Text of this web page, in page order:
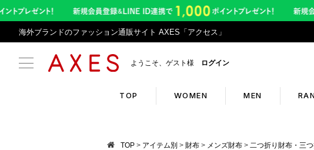
海外ブランドのファッション通販サイト AXES「アクセス」
ようこそ、ゲスト様 ログイン
TOP WOMEN MEN
Information
TOP アイテム別 財布 メンズ財布 二つ折り財布・三